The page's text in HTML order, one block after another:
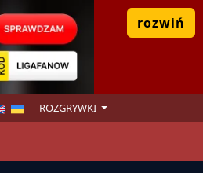
rozwiń
ROZGRYWKI